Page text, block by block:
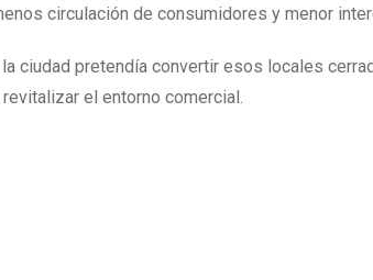
circulación de consumidores y menor
la ciudad pretendía convertir esos locales
el entorno comercial.